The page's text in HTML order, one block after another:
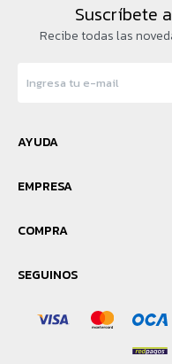
Suscríbete
Recibe todas las
AYUDA
EMPRESA
COMPRA
SEGUINOS